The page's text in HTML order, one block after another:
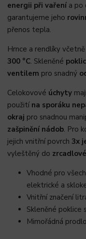
energii při vařenía po
garantujeme jeho
přenos tepla.
Hrnce a rendlíky
300 °C. Skleněné
ventilem pro snadný
Celokovové úchyty
použití na sporáku
okraj pro snadnou
zašpinění nádob. Pro
jejich vnitřní povrch 3x
vyleštěný do
Vhodné pro
elektrické a
Vnitřní značení
Skleněné poklice
Mimořádná